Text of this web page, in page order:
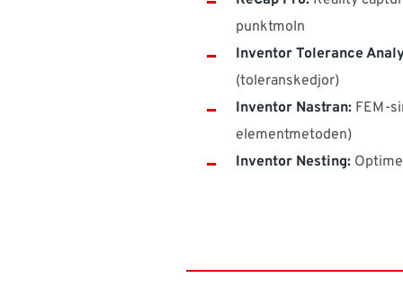
punktmoln
Inventor Tolerance
(toleranskedjor)
Inventor Nastran: FEM-
elementmetoden)
Inventor Nesting: